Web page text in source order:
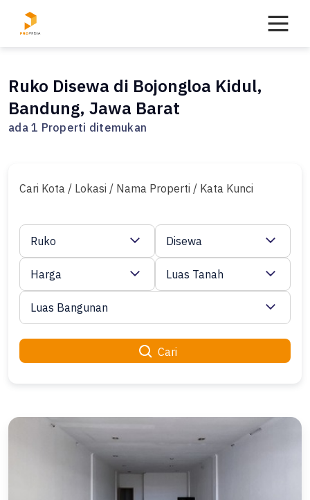
Ruko Disewa di Bojongloa Kidul,
Bandung, Jawa Barat
ada 1 Properti ditemukan
Cari Kota / Lokasi / Nama Properti / Kata Kunci
Cari
Ruko Disewa
Harga Luas Tanah
Luas Bangunan